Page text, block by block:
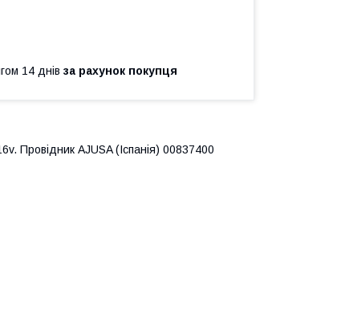
14 днів за рахунок покупця
Провідник AJUSA (Іспанія) 00837400